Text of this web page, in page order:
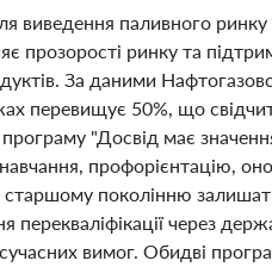
паливного ринку
прозорості ринку та
За даними
перевищує 50%, що
"Досвід має
профорієнтацію,
старшому поколінню
через
вимог. Обидві